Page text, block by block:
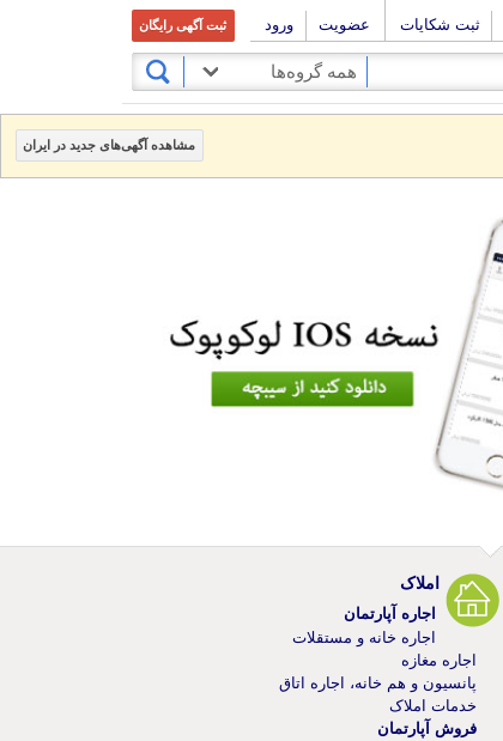
ثبت شکایات عضویت ورود ثبت آگهی رایگان
همه گروه‌ها
مشاهده آگهی‌های جدید در ایران
املاک
اجاره آپارتمان
اجاره خانه و مستقلات
اجاره مغازه
پانسیون و هم خانه، اجاره اتاق
خدمات املاک
فروش آپارتمان